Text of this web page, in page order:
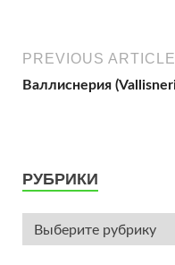
PREVIOUS ARTICLE
Валлиснерия
РУБРИКИ